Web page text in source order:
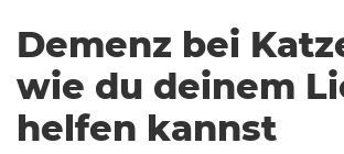
Demenz bei
wie du deinem
helfen kannst